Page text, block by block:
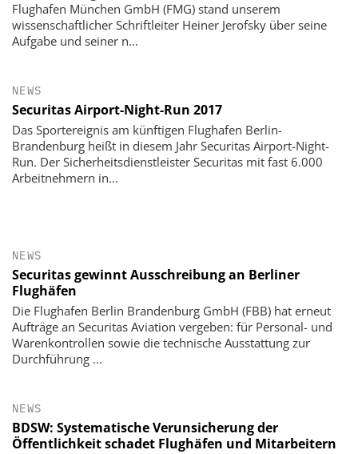
Flughafen München GmbH (FMG) stand unserem
wissenschaftlicher Schriftleiter Heiner Jerofsky über seine
Aufgabe und seiner n...
NEWS
Securitas Airport-Night-Run 2017
Das Sportereignis am künftigen Flughafen Berlin-
Brandenburg heißt in diesem Jahr Securitas Airport-Night-
Run. Der Sicherheitsdienstleister Securitas mit fast 6.000
Arbeitnehmern in...
NEWS
Securitas gewinnt Ausschreibung an Berliner
Flughäfen
Die Flughafen Berlin Brandenburg GmbH (FBB) hat erneut
Aufträge an Securitas Aviation vergeben: für Personal- und
Warenkontrollen sowie die technische Ausstattung zur
Durchführung ...
NEWS
BDSW: Systematische Verunsicherung der
Öffentlichkeit schadet Flughäfen und Mitarbeitern